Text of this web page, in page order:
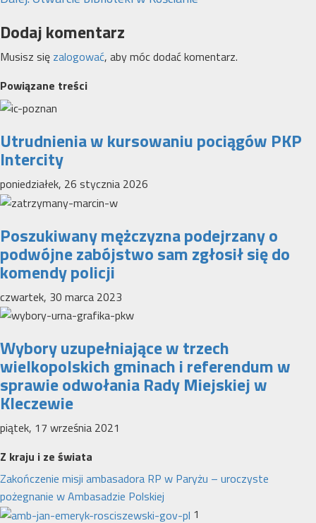
Dodaj komentarz
Musisz się zalogować, aby móc dodać komentarz.
Powiązane treści
Utrudnienia w kursowaniu pociągów PKP
Intercity
poniedziałek, 26 stycznia 2026
Poszukiwany mężczyzna podejrzany o
podwójne zabójstwo sam zgłosił się do
komendy policji
czwartek, 30 marca 2023
Wybory uzupełniające w trzech
wielkopolskich gminach i referendum w
sprawie odwołania Rady Miejskiej w
Kleczewie
piątek, 17 września 2021
Z kraju i ze świata
Zakończenie misji ambasadora RP w Paryżu – uroczyste
pożegnanie w Ambasadzie Polskiej
1